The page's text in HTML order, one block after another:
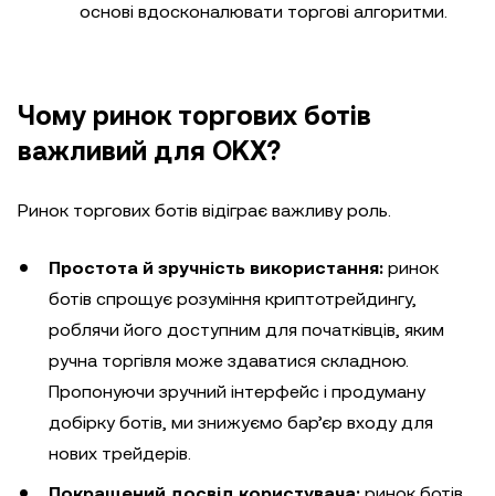
основі вдосконалювати торгові алгоритми.
Чому ринок торгових ботів
важливий для OKX?
Ринок торгових ботів відіграє важливу роль.
Простота й зручність використання: ринок
ботів спрощує розуміння криптотрейдингу,
роблячи його доступним для початківців, яким
ручна торгівля може здаватися складною.
Пропонуючи зручний інтерфейс і продуману
добірку ботів, ми знижуємо бар’єр входу для
нових трейдерів.